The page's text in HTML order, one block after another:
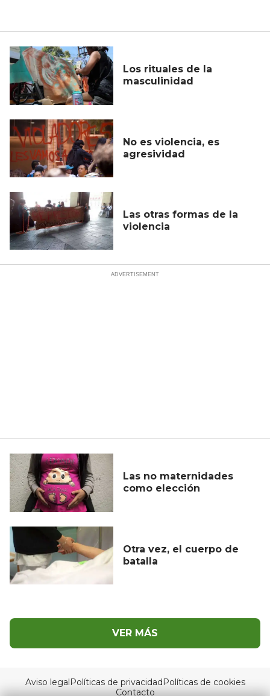
Los rituales de la
masculinidad
No es violencia, es
agresividad
Las otras formas de la
violencia
Las no maternidades
como elección
Otra vez, el cuerpo de
batalla
VER MÁS
Aviso legalPolíticas de privacidadPolíticas de cookies
Contacto